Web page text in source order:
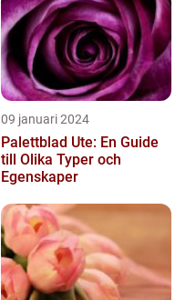
09 januari 2024
Palettblad Ute: En Guide
till Olika Typer och
Egenskaper